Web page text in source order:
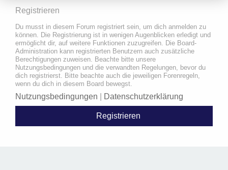
Registrieren
Du musst in diesem Forum registriert sein, um dich anmelden zu
können. Die Registrierung ist in wenigen Augenblicken erledigt und
ermöglicht dir, auf weitere Funktionen zuzugreifen. Die Board-
Administration kann registrierten Benutzern auch zusätzliche
Berechtigungen zuweisen. Beachte bitte unsere
Nutzungsbedingungen und die verwandten Regelungen, bevor du
dich registrierst. Bitte beachte auch die jeweiligen Forenregeln,
wenn du dich in diesem Board bewegst.
Nutzungsbedingungen Datenschutzerklärung
Registrieren